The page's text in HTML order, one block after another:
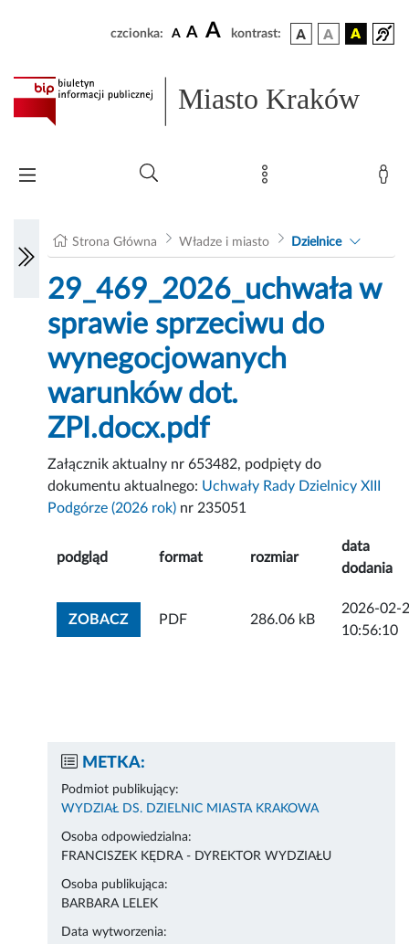
czcionka: A A A kontrast:
Miasto Kraków
Strona Główna Władze i miasto Dzielnice
29_469_2026_uchwała w
sprawie sprzeciwu do
wynegocjowanych
warunków dot.
ZPI.docx.pdf
Załącznik aktualny nr 653482, podpięty do
dokumentu aktualnego: Uchwały Rady Dzielnicy XIII
Podgórze (2026 rok) nr 235051
podgląd format rozmiar
data
dodania
ZOBACZZOBACZ ZAŁĄCZNIK
PDF 286.06 kB
2026-02-
10:56:10
METKA:
Podmiot publikujący:
WYDZIAŁ DS. DZIELNIC MIASTA KRAKOWA
Osoba odpowiedzialna:
FRANCISZEK KĘDRA - DYREKTOR WYDZIAŁU
Osoba publikująca:
BARBARA LELEK
Data wytworzenia: